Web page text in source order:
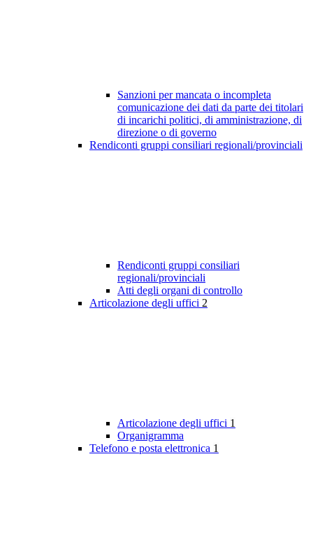
Sanzioni per mancata o incompleta
comunicazione dei dati da parte dei titolari
di incarichi politici, di amministrazione, di
direzione o di governo
Rendiconti gruppi consiliari regionali/provinciali
Rendiconti gruppi consiliari
regionali/provinciali
Atti degli organi di controllo
Articolazione degli uffici 2
Articolazione degli uffici 1
Organigramma
Telefono e posta elettronica 1